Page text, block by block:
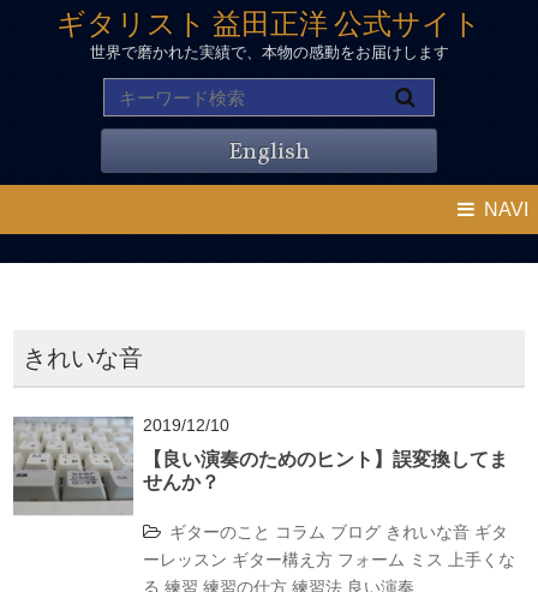
ギタリスト 益田正洋 公式サイト
世界で磨かれた実績で、本物の感動をお届けします
English
NAVI
きれいな音
2019/12/10
【良い演奏のためのヒント】誤変換してま
せんか？
ギターのこと コラム ブログ きれいな音 ギタ
ーレッスン ギター構え方 フォーム ミス
上手くな
る 練習 練習の仕方 練習法 良い演奏